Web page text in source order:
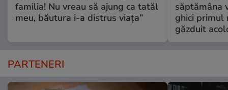
familia! Nu vreau să ajung ca tatăl
meu, băutura i-a distrus viața”
săptămâna
ghici primul
găzduit
PARTENERI